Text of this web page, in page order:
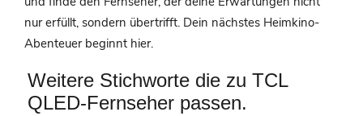
nur erfüllt, sondern übertrifft. Dein nächstes Heimkino-
Abenteuer beginnt hier.
Weitere Stichworte die zu TCL
QLED-Fernseher passen.